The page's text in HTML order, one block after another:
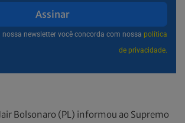
Assinar
nossa newsletter você concorda com nossa política
de privacidade.
Bolsonaro (PL) informou ao Supremo